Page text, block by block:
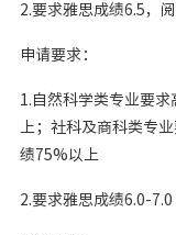
2.要求雅思成绩6.5，
申请要求：
1.自然科学类专业要
上；社科及商科类专
绩75%以上
2.要求雅思成绩6.0-7.0